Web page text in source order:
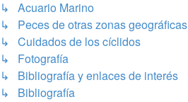
↳ Acuario Marino
↳ Peces de otras zonas geográficas
↳ Cuidados de los cíclidos
↳ Fotografía
↳ Bibliografía y enlaces de interés
↳ Bibliografía